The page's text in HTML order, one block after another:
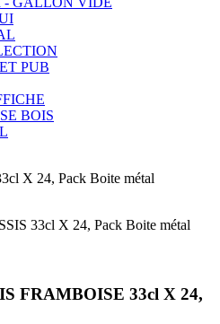
PUB
BOIS
FRAMBOISE 33cl X 24,